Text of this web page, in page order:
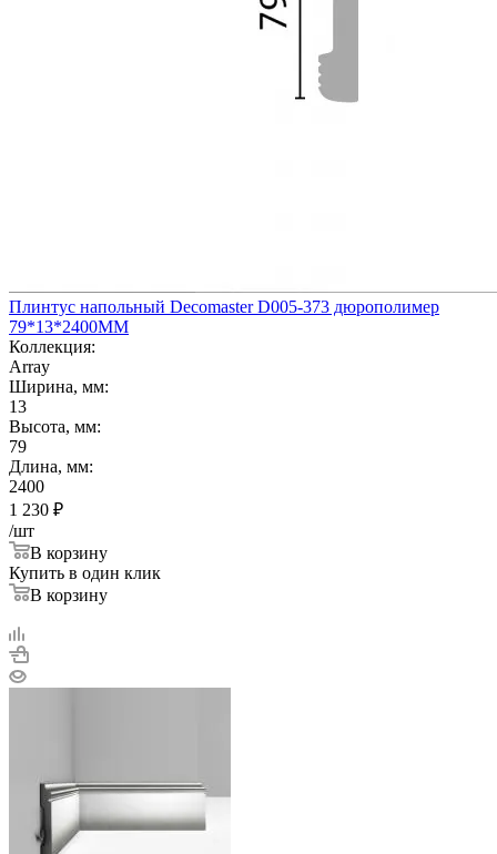
Плинтус напольный Decomaster D005-373 дюрополимер
79*13*2400ММ
Коллекция:
Array
Ширина, мм:
13
Высота, мм:
79
Длина, мм:
2400
1 230 ₽
/шт
В корзину
Купить в один клик
В корзину